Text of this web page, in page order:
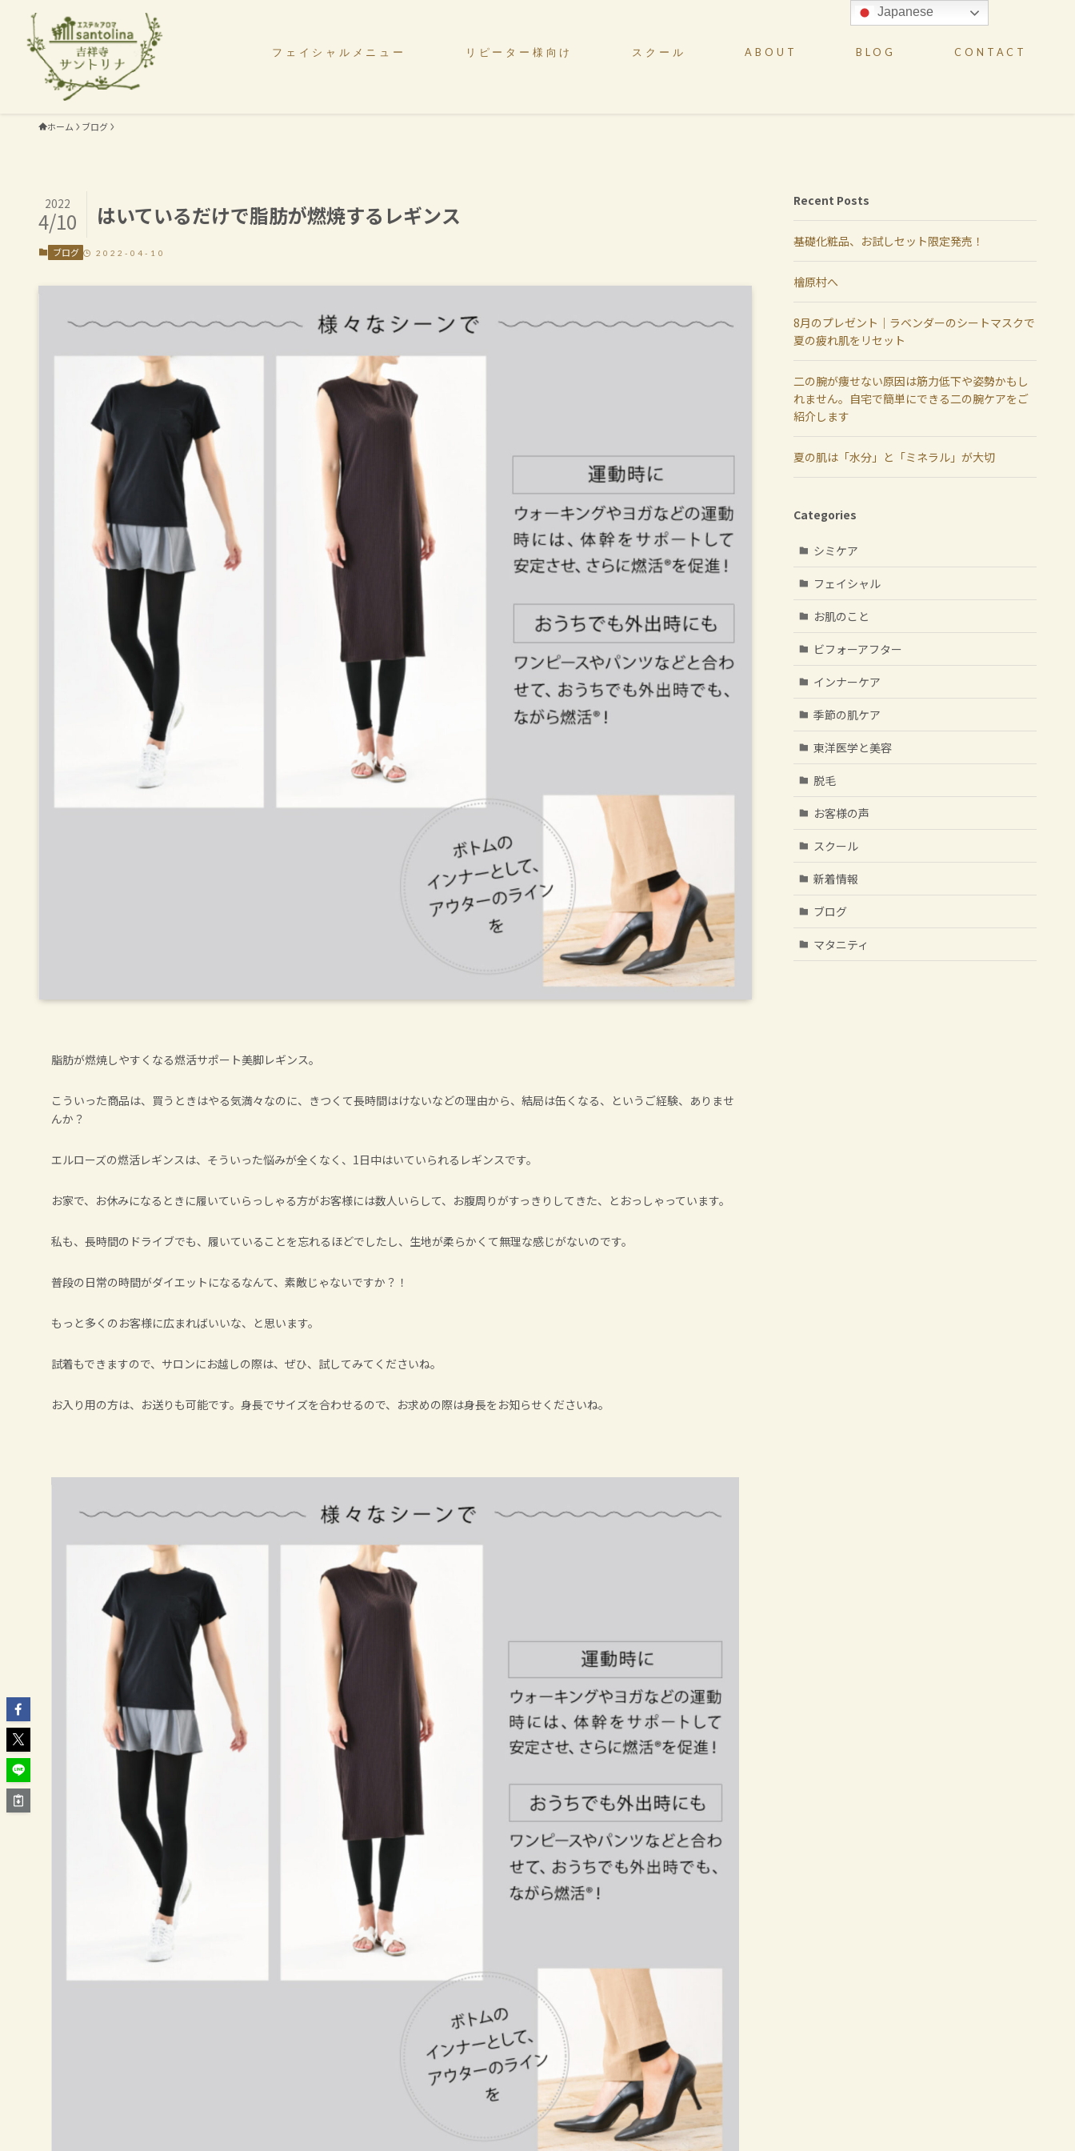
フェイシャルメニュー リピーター様向け スクール ABOUT BLOG CONTACT
ホーム ブログ
はいているだけで脂肪が燃焼するレギンス
2022
4/10
ブログ 2022-04-10
脂肪が燃焼しやすくなる燃活サポート美脚レギンス。
こういった商品は、買うときはやる気満々なのに、きつくて長時間はけないなどの理由から、結局は缶くなる、というご経験、ありませ
んか？
エルローズの燃活レギンスは、そういった悩みが全くなく、1日中はいていられるレギンスです。
お家で、お休みになるときに履いていらっしゃる方がお客様には数人いらして、お腹周りがすっきりしてきた、とおっしゃっています。
私も、長時間のドライブでも、履いていることを忘れるほどでしたし、生地が柔らかくて無理な感じがないのです。
普段の日常の時間がダイエットになるなんて、素敵じゃないですか？！
もっと多くのお客様に広まればいいな、と思います。
試着もできますので、サロンにお越しの際は、ぜひ、試してみてくださいね。
お入り用の方は、お送りも可能です。身長でサイズを合わせるので、お求めの際は身長をお知らせくださいね。
Recent Posts
基礎化粧品、お試しセット限定発売！
檜原村へ
8月のプレゼント｜ラベンダーのシートマスクで
夏の疲れ肌をリセット
二の腕が痩せない原因は筋力低下や姿勢かもし
れません。自宅で簡単にできる二の腕ケアをご
紹介します
夏の肌は「水分」と「ミネラル」が大切
Categories
シミケア
フェイシャル
お肌のこと
ビフォーアフター
インナーケア
季節の肌ケア
東洋医学と美容
脱毛
お客様の声
スクール
新着情報
ブログ
マタニティ
Japanese